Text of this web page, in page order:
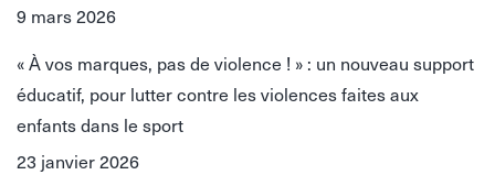
9 mars 2026
« À vos marques, pas de violence ! » : un nouveau support
éducatif, pour lutter contre les violences faites aux
enfants dans le sport
23 janvier 2026